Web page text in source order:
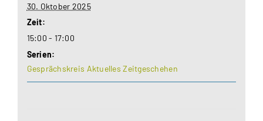
30. Oktober 2025
Zeit:
15:00 - 17:00
Serien:
Gesprächskreis Aktuelles Zeitgeschehen